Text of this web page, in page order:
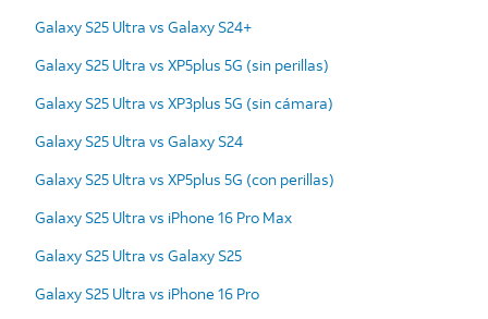
Galaxy S25 Ultra vs Galaxy S24+
Galaxy S25 Ultra vs XP5plus 5G (sin perillas)
Galaxy S25 Ultra vs XP3plus 5G (sin cámara)
Galaxy S25 Ultra vs Galaxy S24
Galaxy S25 Ultra vs XP5plus 5G (con perillas)
Galaxy S25 Ultra vs iPhone 16 Pro Max
Galaxy S25 Ultra vs Galaxy S25
Galaxy S25 Ultra vs iPhone 16 Pro